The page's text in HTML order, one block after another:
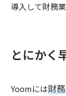
導入して財務
とにかく
Yoomには財